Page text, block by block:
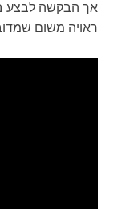
אך הבקשה לבצע
ראויה משום